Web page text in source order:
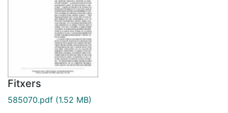
Fitxers
585070.pdf (1.52 MB)